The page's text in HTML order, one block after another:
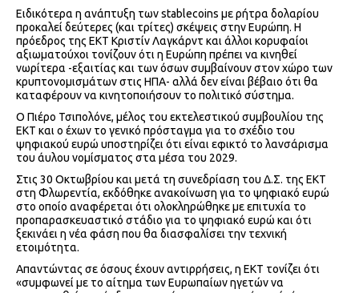
Ειδικότερα η ανάπτυξη των stablecoins με ρήτρα δολαρίου
προκαλεί δεύτερες (και τρίτες) σκέψεις στην Ευρώπη. Η
πρόεδρος της ΕΚΤ Κριστίν Λαγκάρντ και άλλοι κορυφαίοι
αξιωματούχοι τονίζουν ότι η Ευρώπη πρέπει να κινηθεί
νωρίτερα -εξαιτίας και των όσων συμβαίνουν στον χώρο των
κρυπτονομισμάτων στις ΗΠΑ- αλλά δεν είναι βέβαιο ότι θα
καταφέρουν να κινητοποιήσουν το πολιτικό σύστημα.
Ο Πιέρο Τσιπολόνε, μέλος του εκτελεστικού συμβουλίου της
ΕΚΤ και ο έχων το γενικό πρόσταγμα για το σχέδιο του
ψηφιακού ευρώ υποστηρίζει ότι είναι εφικτό το λανσάρισμα
του άυλου νομίσματος στα μέσα του 2029.
Στις 30 Οκτωβρίου και μετά τη συνεδρίαση του Δ.Σ. της ΕΚΤ
στη Φλωρεντία, εκδόθηκε ανακοίνωση για το ψηφιακό ευρώ
στο οποίο αναφέρεται ότι ολοκληρώθηκε με επιτυχία το
προπαρασκευαστικό στάδιο για το ψηφιακό ευρώ και ότι
ξεκινάει η νέα φάση που θα διασφαλίσει την τεχνική
ετοιμότητα.
Απαντώντας σε όσους έχουν αντιρρήσεις, η ΕΚΤ τονίζει ότι
«συμφωνεί με το αίτημα των Ευρωπαίων ηγετών να